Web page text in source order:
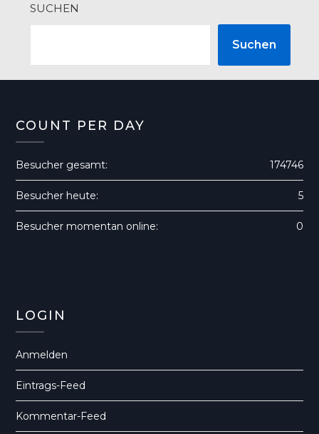
SUCHEN
Suchen
COUNT PER DAY
174746
Besucher gesamt:
5
Besucher heute:
0
Besucher momentan online:
LOGIN
Anmelden
Eintrags-Feed
Kommentar-Feed